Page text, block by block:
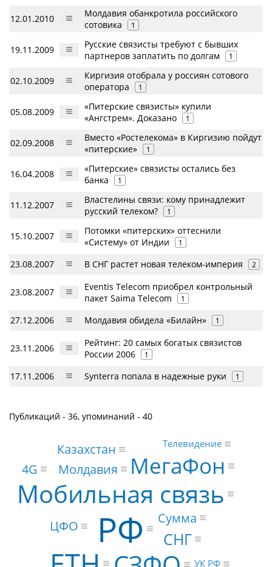
12.01.2010
Молдавия обанкротила российского
сотовика
1
19.11.2009
Русские связисты требуют с бывших
партнеров заплатить по долгам
1
02.10.2009
Киргизия отобрала у россиян сотового
оператора
1
05.08.2009
«Питерские связисты» купили
«Ангстрем». Доказано
1
02.09.2008
Вместо «Ростелекома» в Киргизию пойдут
«питерские»
1
16.04.2008
«Питерские» связисты остались без
банка
1
11.12.2007
Властелины связи: кому принадлежит
русский телеком?
1
15.10.2007
Потомки «питерских» оттеснили
«Систему» от Индии
1
23.08.2007 В СНГ растет новая телеком-империя 2
23.08.2007
Eventis Telecom приобрел контрольный
пакет Saima Telecom
1
27.12.2006 Молдавия обидела «Билайн» 1
23.11.2006
Рейтинг: 20 самых богатых связистов
России 2006
1
17.11.2006 Synterra попала в надежные руки 1
Публикаций - 36, упоминаний - 40
РФ
Мобильная связь
МегаФон
СНГ
Сумма
ЦФО
Молдавия
4G
Казахстан Телевидение
УК РФ